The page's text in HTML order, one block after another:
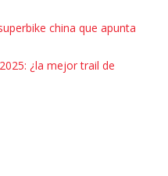
china que apunta
¿la mejor trail de